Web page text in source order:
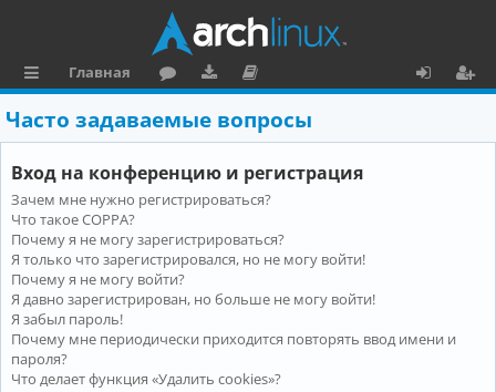
ы
л
к
и
Главная
ру
м
ру
зк
и
ку
м
е
н
та
ц
и
я
о
и
Часто задаваемые вопросы
Вход на конференцию и регистрация
Зачем мне нужно регистрироваться?
Что такое COPPA?
Почему я не могу зарегистрироваться?
Я только что зарегистрировался, но не могу войти!
Почему я не могу войти?
Я давно зарегистрирован, но больше не могу войти!
Я забыл пароль!
Почему мне периодически приходится повторять ввод имени и
пароля?
Что делает функция «Удалить cookies»?